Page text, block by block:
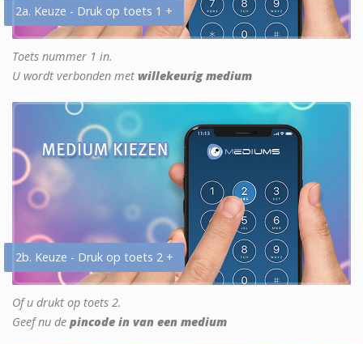
2a. Keuze - Druk op toets 1 +
Toets nummer 1 in.
U wordt verbonden met willekeurig medium
2b. Keuze - Druk op toets 2 +
Of u drukt op toets 2.
Geef nu de pincode in van een medium